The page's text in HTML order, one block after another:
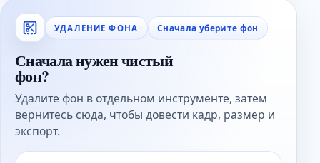
УДАЛЕНИЕ ФОНА Сначала уберите фон
Сначала нужен чистый
фон?
Удалите фон в отдельном инструменте, затем
вернитесь сюда, чтобы довести кадр, размер и
экспорт.